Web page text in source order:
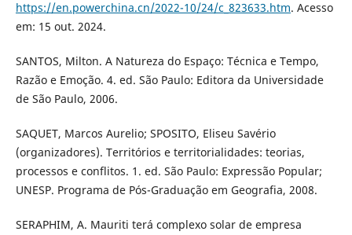
https://en.powerchina.cn/2022-10/24/c_823633.htm. Acesso
em: 15 out. 2024.
SANTOS, Milton. A Natureza do Espaço: Técnica e Tempo,
Razão e Emoção. 4. ed. São Paulo: Editora da Universidade
de São Paulo, 2006.
SAQUET, Marcos Aurelio; SPOSITO, Eliseu Savério
(organizadores). Territórios e territorialidades: teorias,
processos e conflitos. 1. ed. São Paulo: Expressão Popular;
UNESP. Programa de Pós-Graduação em Geografia, 2008.
SERAPHIM, A. Mauriti terá complexo solar de empresa